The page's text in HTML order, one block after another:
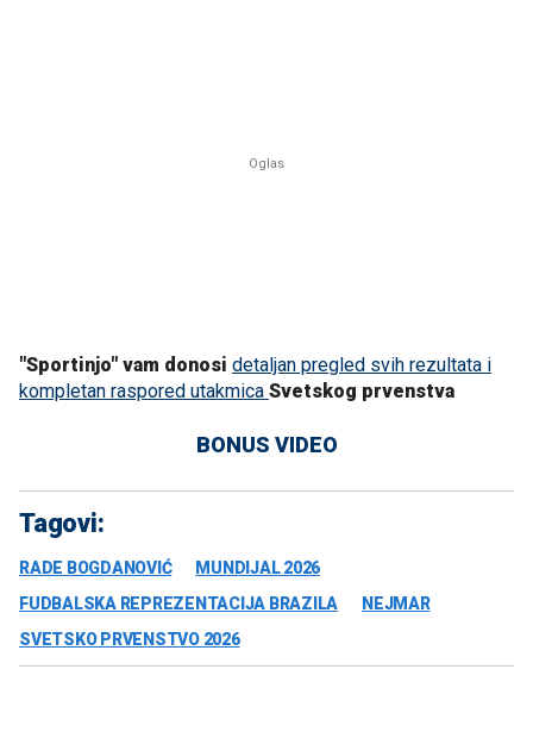
"Sportinjo" vam donosi detaljan pregled svih rezultata i
kompletan raspored utakmica Svetskog prvenstva
BONUS VIDEO
Tagovi:
RADE BOGDANOVIĆ
MUNDIJAL 2026
FUDBALSKA REPREZENTACIJA BRAZILA
NEJMAR
SVETSKO PRVENSTVO 2026